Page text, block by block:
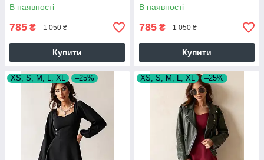
В наявності
785 ₴ 1 050 ₴
Купити
В наявності
785 ₴ 1 050 ₴
Купити
XS, S, M, L, XL –25% XS, S, M, L, XL –25%